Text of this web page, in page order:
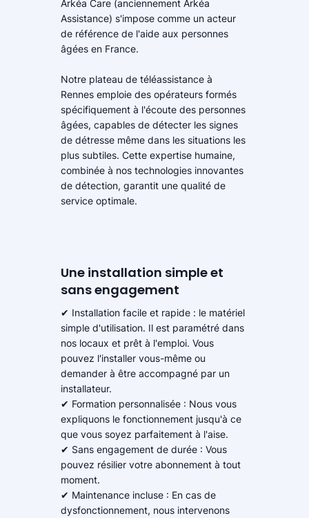
Arkéa Care (anciennement Arkéa
Assistance) s'impose comme un acteur
de référence de l'aide aux personnes
âgées en France.
Notre plateau de téléassistance à
Rennes emploie des opérateurs formés
spécifiquement à l'écoute des personnes
âgées, capables de détecter les signes
de détresse même dans les situations les
plus subtiles. Cette expertise humaine,
combinée à nos technologies innovantes
de détection, garantit une qualité de
service optimale.
Une installation simple et
sans engagement
✔ Installation facile et rapide : le matériel
simple d'utilisation. Il est paramétré dans
nos locaux et prêt à l'emploi. Vous
pouvez l'installer vous-même ou
demander à être accompagné par un
installateur.
✔ Formation personnalisée : Nous vous
expliquons le fonctionnement jusqu'à ce
que vous soyez parfaitement à l'aise.
✔ Sans engagement de durée : Vous
pouvez résilier votre abonnement à tout
moment.
✔ Maintenance incluse : En cas de
dysfonctionnement, nous intervenons